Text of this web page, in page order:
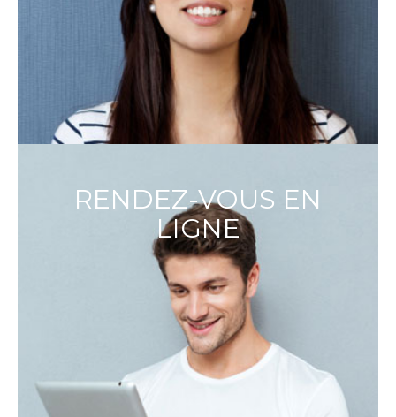
RENDEZ-VOUS EN
LIGNE